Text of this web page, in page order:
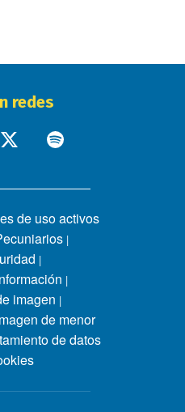
redes
de uso activos
|
|
|
imagen |
de menor
de datos